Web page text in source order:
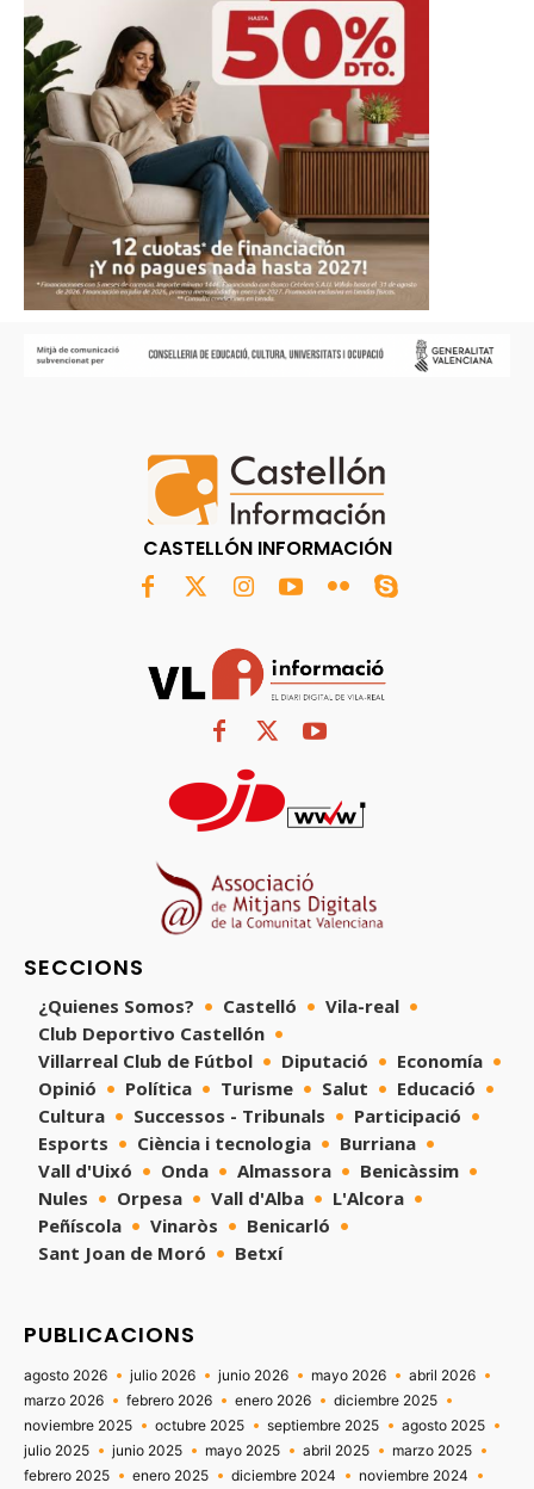
CASTELLÓN INFORMACIÓN
SECCIONS
¿Quienes Somos? Castelló
Vila-real
Club Deportivo Castellón
Villarreal Club de Fútbol
Diputació
Economía
Opinió
Política Turisme Salut
Educació
Cultura
Successos - Tribunals
Participació
Esports
Ciència i tecnologia
Burriana
Vall d'Uixó
Onda Almassora
Benicàssim
Nules
Orpesa Vall d'Alba
L'Alcora
Peñíscola
Vinaròs
Benicarló
Sant Joan de Moró
Betxí
PUBLICACIONS
agosto 2026 julio 2026 junio 2026 mayo 2026
abril 2026
marzo 2026
febrero 2026 enero 2026
diciembre 2025
noviembre 2025
octubre 2025 septiembre 2025
agosto 2025
julio 2025
junio 2025 mayo 2025 abril 2025
marzo 2025
febrero 2025
enero 2025 diciembre 2024
noviembre 2024